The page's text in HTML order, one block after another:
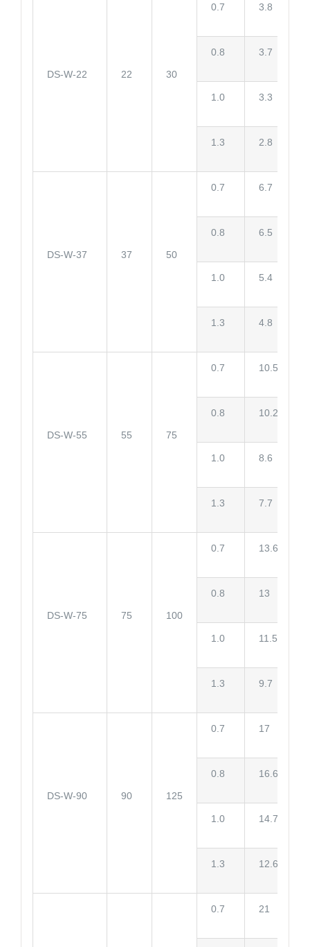
DS-W-22 22 30
0.7 3.8
0.8 3.7
1.0 3.3
1.3 2.8
DS-W-37 37 50
0.7 6.7
0.8 6.5
1.0 5.4
1.3 4.8
DS-W-55 55 75
0.7 10.5
0.8 10.2
1.0 8.6
1.3 7.7
DS-W-75 75 100
0.7 13.6
0.8 13
1.0 11.5
1.3 9.7
DS-W-90 90 125
0.7 17
0.8 16.6
1.0 14.7
1.3 12.6
0.7 21